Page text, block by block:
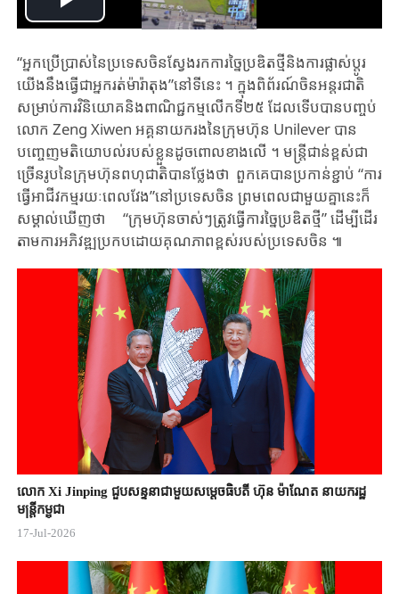
Play
Video
“អ្ន​ក​ប្រើប្រាស់នៃប្រទេស​ចិន​ស្វែង​រកការច្នៃប្រឌិតថ្មី​និងការផ្លាស់ប្តូរ​
យើង​នឹង​ធ្វើ​ជា​អ្នក​រត់ម៉ារ៉ាតុង​”នៅ​ទី​នេះ ។ ក្នុង​ពិព័រណ៍ចិនអន្តរជាតិ
សម្រាប់ការវិនិយោគនិងពាណិជ្ជកម្មលើ​កទី២៥ ដែល​ទើប​បាន​បញ្ចប់​
លោក Zeng Xiwen អគ្គនាយក​រង​នៃ​ក្រុមហ៊ុន​ Unilever បាន
បញ្ចេញ​មតិយោបល់​​របស់​ខ្លួន​ដូច​ពោលខាង​លើ​ ។ មន្ត្រីជាន់ខ្ពស់ជា​
ច្រើន​រូបនៃ​ក្រុមហ៊ុ​ន​​ពហុជាតិ​បាន​ថ្លែង​ថា ពួក​គេ​បាន​ប្រកាន់ខ្ជាប់ “ការ​
ធ្វើអាជីវកម្ម​រយៈពេលវែង”នៅប្រទេ​ស​ចិ​ន​ ព្រម​ពេល​ជា​មួយ​គ្នា​នេះក៏
សម្គាល់ឃើញថា “ក្រុមហ៊ុន​ចាស់ៗត្រូវ​ធ្វើ​ការ​ច្នៃប្រឌិត​ថ្មី​” ដើ​ម្បី​​ដើរ
តាមការអភិវឌ្ឍប្រកបដោយគុណភាពខ្ពស់របស់ប្រទេសចិន ៕
លោក Xi Jinping ជួបសន្ទនាជាមួយសម្តេចធិបតី ហ៊ុន ម៉ាណែត នាយករដ្ឋ
មន្ត្រីកម្ពុជា
17-Jul-2026